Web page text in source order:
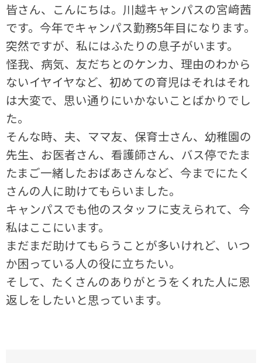
皆さん、こんにちは。川越キャンパスの宮﨑茜
です。今年でキャンパス勤務5年目になります。
突然ですが、私にはふたりの息子がいます。
怪我、病気、友だちとのケンカ、理由のわから
ないイヤイヤなど、初めての育児はそれはそれ
は大変で、思い通りにいかないことばかりでし
た。
そんな時、夫、ママ友、保育士さん、幼稚園の
先生、お医者さん、看護師さん、バス停でたま
たまご一緒したおばあさんなど、今までにたく
さんの人に助けてもらいました。
キャンパスでも他のスタッフに支えられて、今
私はここにいます。
まだまだ助けてもらうことが多いけれど、いつ
か困っている人の役に立ちたい。
そして、たくさんのありがとうをくれた人に恩
返しをしたいと思っています。